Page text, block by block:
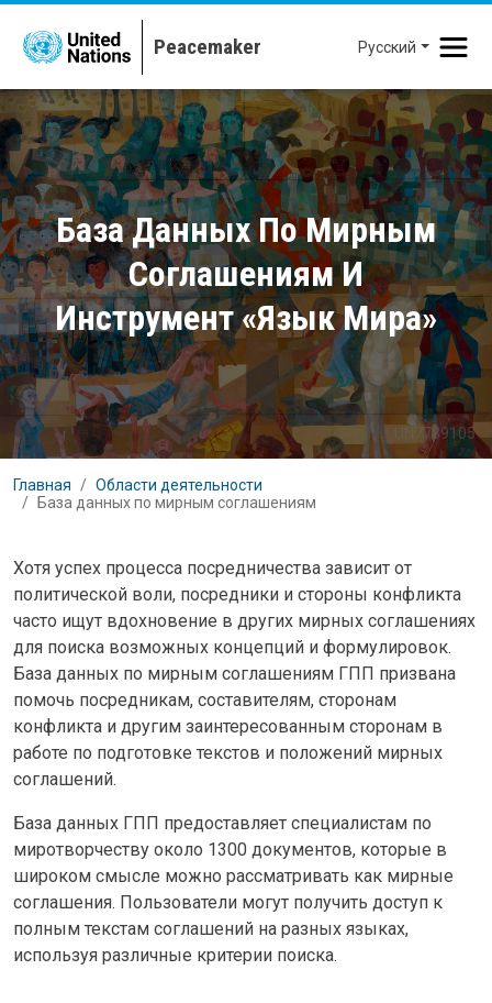
Перейти к основному содержанию
Русский
База Данных По Мирным
Соглашениям И
Инструмент «Язык Мира»
UN7739105
Главная
Области деятельности
База данных по мирным соглашениям
Хотя успех процесса посредничества зависит от
политической воли, посредники и стороны конфликта
часто ищут вдохновение в других мирных соглашениях
для поиска возможных концепций и формулировок.
База данных по мирным соглашениям ГПП призвана
помочь посредникам, составителям, сторонам
конфликта и другим заинтересованным сторонам в
работе по подготовке текстов и положений мирных
соглашений.
База данных ГПП предоставляет специалистам по
миротворчеству около 1300 документов, которые в
широком смысле можно рассматривать как мирные
соглашения. Пользователи могут получить доступ к
полным текстам соглашений на разных языках,
используя различные критерии поиска.